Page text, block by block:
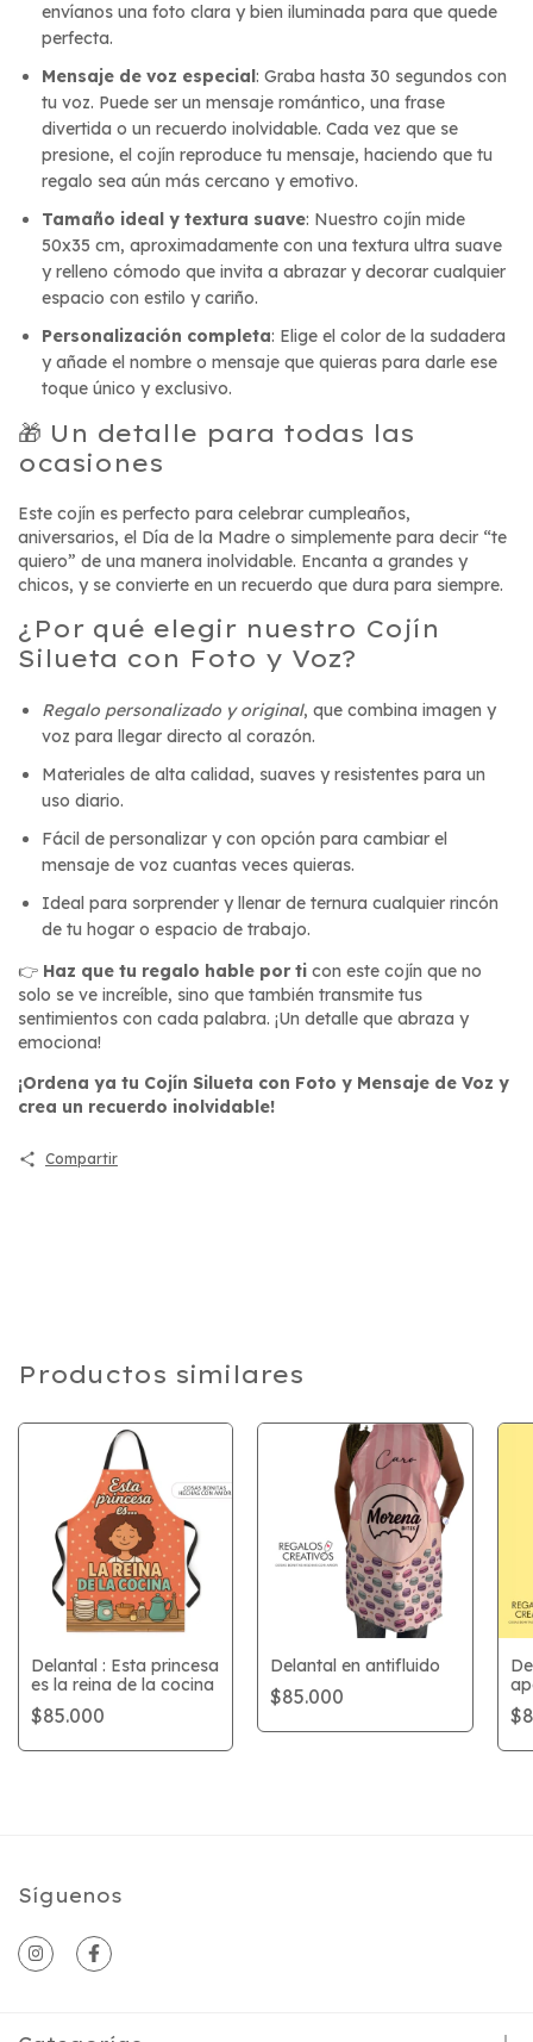
envíanos una foto clara y bien iluminada para que quede
perfecta.
Mensaje de voz especial : Graba hasta 30 segundos con
tu voz. Puede ser un mensaje romántico, una frase
divertida o un recuerdo inolvidable. Cada vez que se
presione, el cojín reproduce tu mensaje, haciendo que tu
regalo sea aún más cercano y emotivo.
Tamaño ideal y textura suave: Nuestro cojín mide
50x35 cm, aproximadamente con una textura ultra suave
y relleno cómodo que invita a abrazar y decorar cualquier
espacio con estilo y cariño.
Personalización completa: Elige el color de la sudadera
y añade el nombre o mensaje que quieras para darle ese
toque único y exclusivo.
🎁 Un detalle para todas las
ocasiones
Este cojín es perfecto para celebrar cumpleaños,
aniversarios, el Día de la Madre o simplemente para decir “te
quiero” de una manera inolvidable. Encanta a grandes y
chicos, y se convierte en un recuerdo que dura para siempre.
¿Por qué elegir nuestro Cojín
Silueta con Foto y Voz?
Regalo personalizado y original, que combina imagen y
voz para llegar directo al corazón.
Materiales de alta calidad, suaves y resistentes para un
uso diario.
Fácil de personalizar y con opción para cambiar el
mensaje de voz cuantas veces quieras.
Ideal para sorprender y llenar de ternura cualquier rincón
de tu hogar o espacio de trabajo.
👉 Haz que tu regalo hable por ti con este cojín que no
solo se ve increíble, sino que también transmite tus
sentimientos con cada palabra. ¡Un detalle que abraza y
emociona!
¡Ordena ya tu Cojín Silueta con Foto y Mensaje de Voz y
crea un recuerdo inolvidable!
Compartir
Productos similares
Delantal : Esta princesa
es la reina de la cocina
$85.000
Delantal en antifluido
$85.000
Síguenos